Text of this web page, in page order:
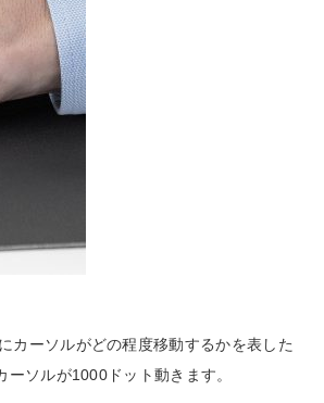
カーソルがどの程度移動するかを表した
ソルが1000ドット動きます。